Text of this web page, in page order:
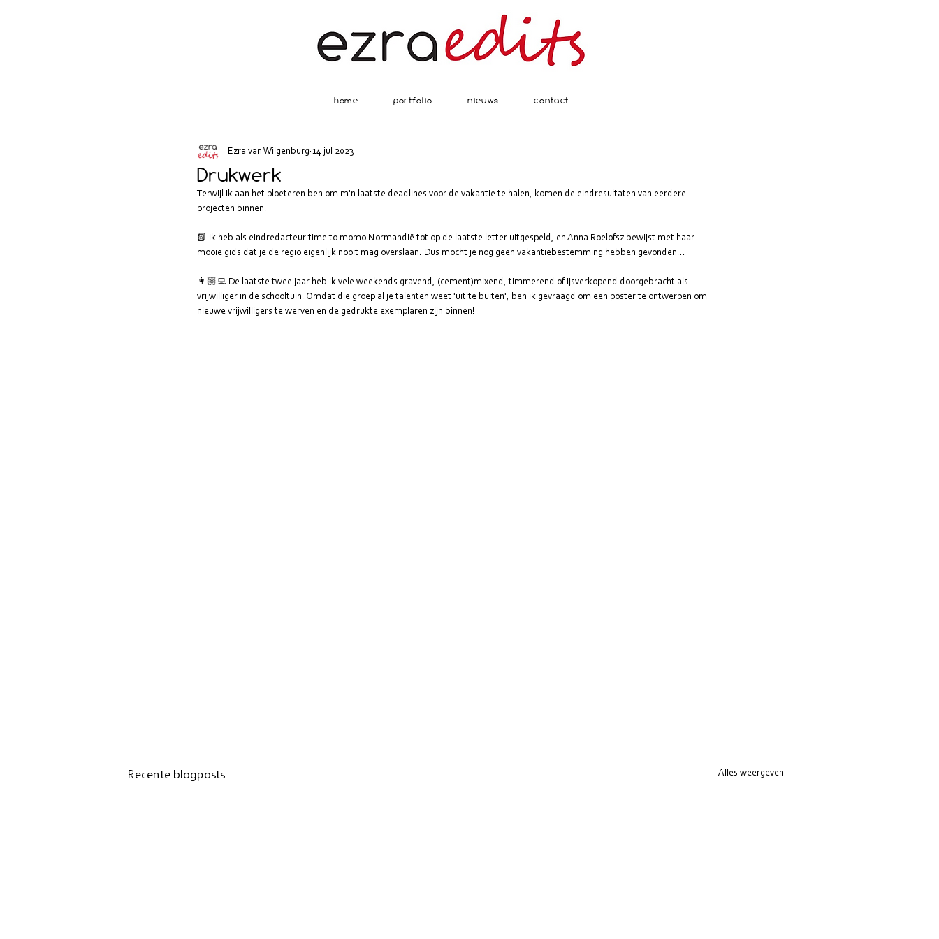
home portfolio nieuws contact
Drukwerk
Ezra van Wilgenburg 14 jul 2023
Terwijl ik aan het ploeteren ben om m'n laatste deadlines voor de vakantie te halen, komen de eindresultaten van eerdere
projecten binnen.
📗 Ik heb als eindredacteur time to momo Normandië tot op de laatste letter uitgespeld, en Anna Roelofsz bewijst met haar
mooie gids dat je de regio eigenlijk nooit mag overslaan. Dus mocht je nog geen vakantiebestemming hebben gevonden...
👩🏼‍💻 De laatste twee jaar heb ik vele weekends gravend, (cement)mixend, timmerend of ijsverkopend doorgebracht als
vrijwilliger in de schooltuin. Omdat die groep al je talenten weet 'uit te buiten', ben ik gevraagd om een poster te ontwerpen om
nieuwe vrijwilligers te werven en de gedrukte exemplaren zijn binnen!
Recente blogposts Alles weergeven